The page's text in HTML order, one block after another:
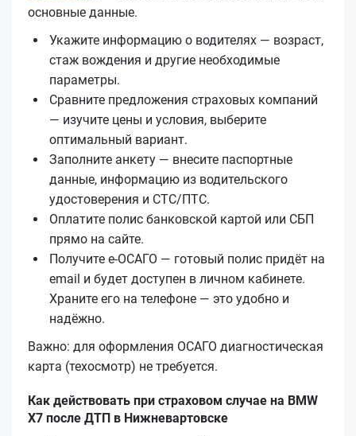
основные данные.
Укажите информацию о водителях — возраст,
стаж вождения и другие необходимые
параметры.
Сравните предложения страховых компаний
— изучите цены и условия, выберите
оптимальный вариант.
Заполните анкету — внесите паспортные
данные, информацию из водительского
удостоверения и СТС/ПТС.
Оплатите полис банковской картой или СБП
прямо на сайте.
Получите е‑ОСАГО — готовый полис придёт на
email и будет доступен в личном кабинете.
Храните его на телефоне — это удобно и
надёжно.
Важно: для оформления ОСАГО диагностическая
карта (техосмотр) не требуется.
Как действовать при страховом случае на BMW
X7 после ДТП в Нижневартовске